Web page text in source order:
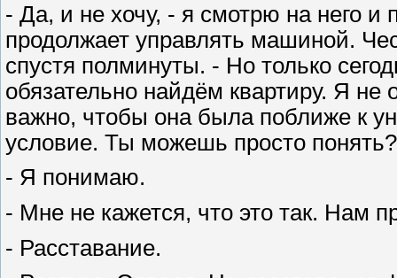
- Да, и не хочу, - я смотрю на него и
продолжает управлять машиной.
спустя полминуты. - Но только
обязательно найдём квартиру. Я
важно, чтобы она была поближе к
условие. Ты можешь просто понять?
- Я понимаю.
- Мне не кажется, что это так. Нам
- Расставание.